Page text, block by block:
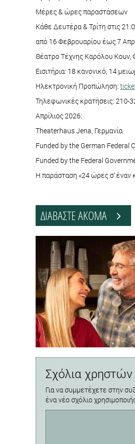
Μέρες & ώρες παραστάσεων
Κάθε Δευτέρα & Τρίτη στις
από 16 Φεβρουαρίου έως 7
Θέατρο Τέχνης Καρόλου Κουν,
Εισιτήρια: 18 κανονικό, 14
Ηλεκτρονική Προπώληση:
Τηλεφωνικές κρατήσεις: 210-
Απρίλιος 2026:
Theaterhaus Jena, Γερμανία
Funded by the German Federal
Funded by the Federal
Η παράσταση «24 ώρες σ’ έναν
ΔΙΑΒΑΣΤΕ ΑΚΟΜΑ
Σχόλια χρηστών
Για να συμμετέχετε στην
ένα νέο σχόλιο